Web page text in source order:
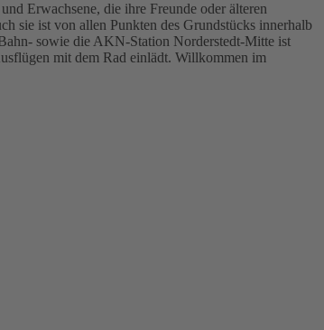
Erwachsene, die ihre Freunde oder älteren
sie ist von allen Punkten des Grundstücks innerhalb
sowie die AKN-Station Norderstedt-Mitte ist
mit dem Rad einlädt. Willkommen im